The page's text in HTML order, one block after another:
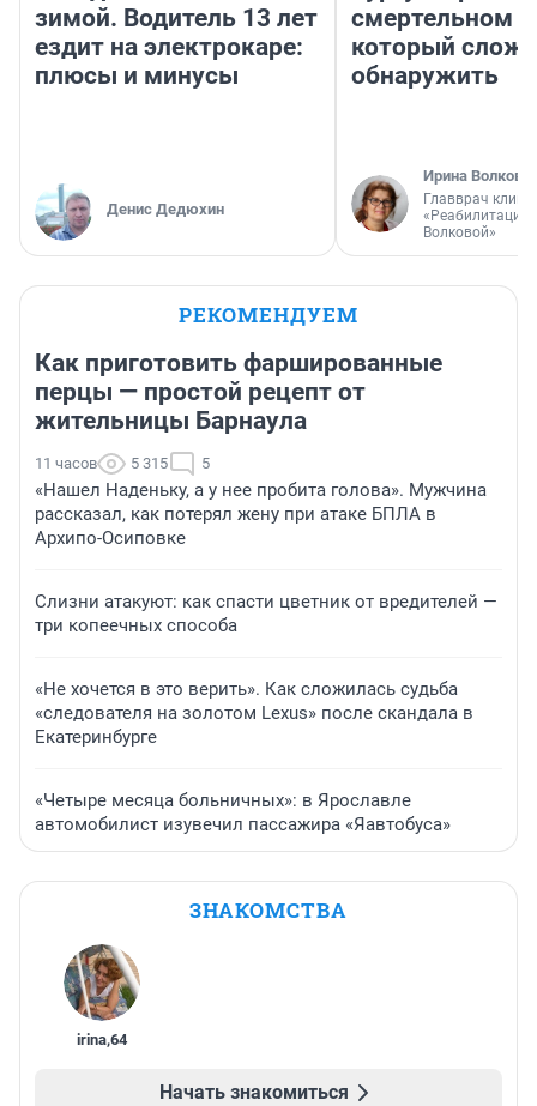
зимой. Водитель 13 лет
ездит на электрокаре:
плюсы и минусы
Денис Дедюхин
смертельном
который
обнаружить
Ирина Волкова
Главврач
«Реабилитация
Волковой»
РЕКОМЕНДУЕМ
Как приготовить фаршированные
перцы — простой рецепт от
жительницы Барнаула
11 часов 5 315 5
«Нашел Наденьку, а у нее пробита голова». Мужчина
рассказал, как потерял жену при атаке БПЛА в
Архипо-Осиповке
Слизни атакуют: как спасти цветник от вредителей —
три копеечных способа
«Не хочется в это верить». Как сложилась судьба
«следователя на золотом Lexus» после скандала в
Екатеринбурге
«Четыре месяца больничных»: в Ярославле
автомобилист изувечил пассажира «Яавтобуса»
ЗНАКОМСТВА
irina,64
Начать знакомиться